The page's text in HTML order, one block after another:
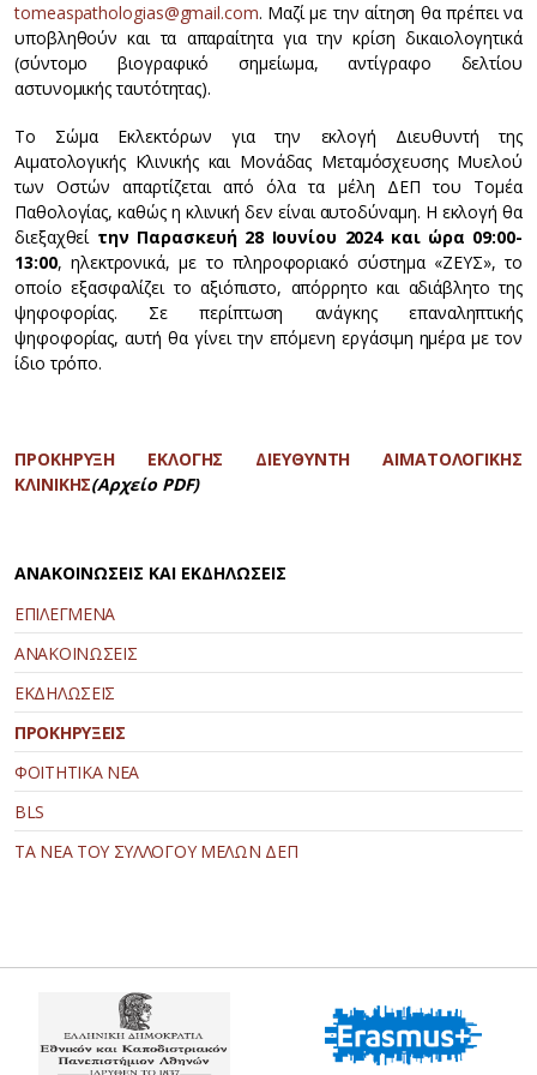
tomeaspathologias@gmail.com. Μαζί με την αίτηση θα πρέπει να
υποβληθούν και τα απαραίτητα για την κρίση δικαιολογητικά
(σύντομο βιογραφικό σημείωμα, αντίγραφο δελτίου
αστυνομικής ταυτότητας).
Το Σώμα Εκλεκτόρων για την εκλογή Διευθυντή της
Αιματολογικής Κλινικής και Μονάδας Μεταμόσχευσης Μυελού
των Οστών απαρτίζεται από όλα τα μέλη ΔΕΠ του Τομέα
Παθολογίας, καθώς η κλινική δεν είναι αυτοδύναμη. Η εκλογή θα
διεξαχθεί την Παρασκευή 28 Ιουνίου 2024 και ώρα 09:00-
13:00, ηλεκτρονικά, με το πληροφοριακό σύστημα «ΖΕΥΣ», το
οποίο εξασφαλίζει το αξιόπιστο, απόρρητο και αδιάβλητο της
ψηφοφορίας. Σε περίπτωση ανάγκης επαναληπτικής
ψηφοφορίας, αυτή θα γίνει την επόμενη εργάσιμη ημέρα με τον
ίδιο τρόπο.
ΠΡΟΚΗΡΥΞΗ ΕΚΛΟΓΗΣ ΔΙΕΥΘΥΝΤΗ ΑΙΜΑΤΟΛΟΓΙΚΗΣ
ΚΛΙΝΙΚΗΣ(Αρχείο PDF)
ΑΝΑΚΟΙΝΩΣΕΙΣ ΚΑΙ ΕΚΔΗΛΩΣΕΙΣ
ΕΠΙΛΕΓΜΕΝΑ
ΑΝΑΚΟΙΝΩΣΕΙΣ
ΕΚΔΗΛΩΣΕΙΣ
ΠΡΟΚΗΡΥΞΕΙΣ
ΦΟΙΤΗΤΙΚΑ ΝΕΑ
BLS
ΤΑ ΝΕΑ ΤΟΥ ΣΥΛΛΟΓΟΥ ΜΕΛΩΝ ΔΕΠ